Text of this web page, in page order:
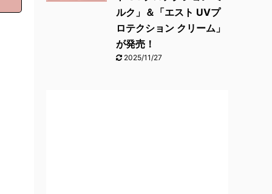
ルク」＆「エスト UVプ
ロテクション クリーム」
が発売！
2025/11/27